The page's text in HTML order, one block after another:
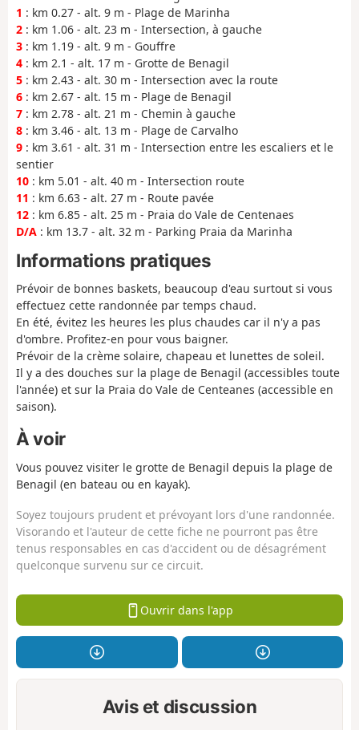
1 : km 0.27 - alt. 9 m - Plage de Marinha
2 : km 1.06 - alt. 23 m - Intersection, à gauche
3 : km 1.19 - alt. 9 m - Gouffre
4 : km 2.1 - alt. 17 m - Grotte de Benagil
5 : km 2.43 - alt. 30 m - Intersection avec la route
6 : km 2.67 - alt. 15 m - Plage de Benagil
7 : km 2.78 - alt. 21 m - Chemin à gauche
8 : km 3.46 - alt. 13 m - Plage de Carvalho
9 : km 3.61 - alt. 31 m - Intersection entre les escaliers et le
sentier
10 : km 5.01 - alt. 40 m - Intersection route
11 : km 6.63 - alt. 27 m - Route pavée
12 : km 6.85 - alt. 25 m - Praia do Vale de Centenaes
D/A : km 13.7 - alt. 32 m - Parking Praia da Marinha
Informations pratiques
Prévoir de bonnes baskets, beaucoup d'eau surtout si vous
effectuez cette randonnée par temps chaud.
En été, évitez les heures les plus chaudes car il n'y a pas
d'ombre. Profitez-en pour vous baigner.
Prévoir de la crème solaire, chapeau et lunettes de soleil.
Il y a des douches sur la plage de Benagil (accessibles toute
l'année) et sur la Praia do Vale de Centeanes (accessible en
saison).
À voir
Vous pouvez visiter le grotte de Benagil depuis la plage de
Benagil (en bateau ou en kayak).
Soyez toujours prudent et prévoyant lors d'une randonnée.
Visorando et l'auteur de cette fiche ne pourront pas être
tenus responsables en cas d'accident ou de désagrément
quelconque survenu sur ce circuit.
Ouvrir dans l'app
Avis et discussion